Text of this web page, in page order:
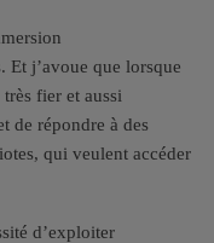
Et j’avoue que lorsque
fier et aussi
de répondre à des
qui veulent accéder
d’exploiter